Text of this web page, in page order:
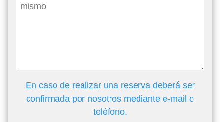
En caso de realizar una reserva deberá ser
confirmada por nosotros mediante e-mail o
teléfono.